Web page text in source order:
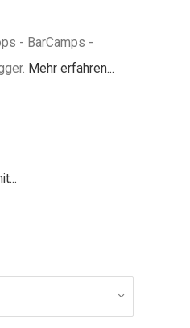
- BarCamps -
Mehr erfahren...